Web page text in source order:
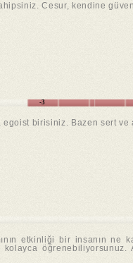
Cesur, kendine
-3
egoist birisiniz. Bazen sert
etkinliği bir insanın
öğrenebiliyorsunuz.